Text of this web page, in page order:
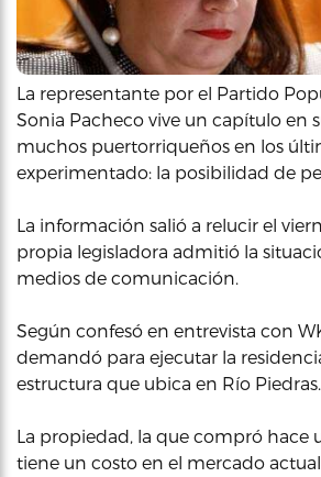
La representante por el Partido
Sonia Pacheco vive un capítulo en
muchos puertorriqueños en los
experimentado: la posibilidad de
La información salió a relucir el
propia legisladora admitió la
medios de comunicación.
Según confesó en entrevista con
demandó para ejecutar la
estructura que ubica en Río Piedras.
La propiedad, la que compró hace
tiene un costo en el mercado